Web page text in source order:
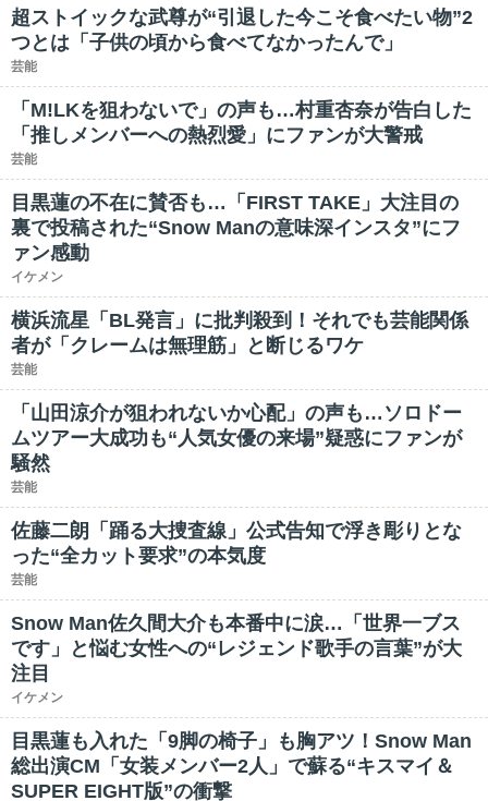
超ストイックな武尊が“引退した今こそ食べたい物”2
つとは「子供の頃から食べてなかったんで」
芸能
「M!LKを狙わないで」の声も…村重杏奈が告白した
「推しメンバーへの熱烈愛」にファンが大警戒
芸能
目黒蓮の不在に賛否も…「FIRST TAKE」大注目の
裏で投稿された“Snow Manの意味深インスタ”にフ
ァン感動
イケメン
横浜流星「BL発言」に批判殺到！それでも芸能関係
者が「クレームは無理筋」と断じるワケ
芸能
「山田涼介が狙われないか心配」の声も…ソロドー
ムツアー大成功も“人気女優の来場”疑惑にファンが
騒然
芸能
佐藤二朗「踊る大捜査線」公式告知で浮き彫りとな
った“全カット要求”の本気度
芸能
Snow Man佐久間大介も本番中に涙…「世界一ブス
です」と悩む女性への“レジェンド歌手の言葉”が大
注目
イケメン
目黒蓮も入れた「9脚の椅子」も胸アツ！Snow Man
総出演CM「女装メンバー2人」で蘇る“キスマイ＆
SUPER EIGHT版”の衝撃